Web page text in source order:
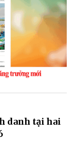
danh tại hai